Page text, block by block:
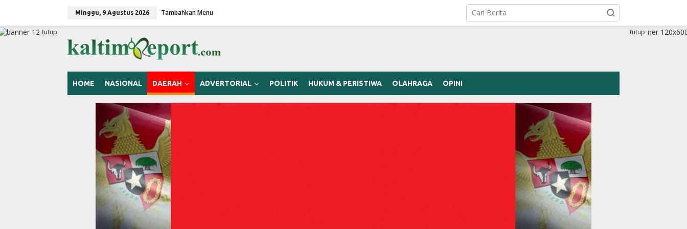
a
Minggu, 9 Agustus 2026 Tambahkan Menu
HOME NASIONAL DAERAH ADVERTORIAL POLITIK HUKUM & PERISTIWA OLAHRAGA OPINI
tutup tutup